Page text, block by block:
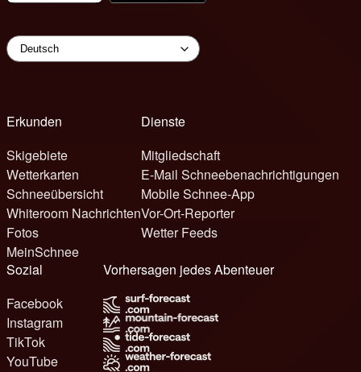
Erkunden
Skigebiete
Wetterkarten
Schneeübersicht
Whiteroom Nachrichten
Fotos
MeinSchnee
Dienste
Mitgliedschaft
E-Mail Schneebenachrichtigungen
Mobile Schnee-App
Vor-Ort-Reporter
Wetter Feeds
Sozial
Facebook
Instagram
TikTok
YouTube
Vorhersagen jedes Abenteuer